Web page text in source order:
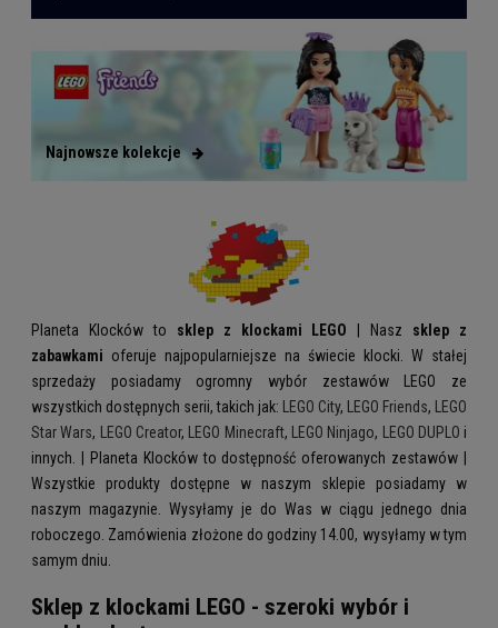
Najnowsze kolekcje
Planeta Klocków to sklep z klockami LEGO | Nasz sklep z
zabawkami oferuje najpopularniejsze na świecie klocki. W stałej
sprzedaży posiadamy ogromny wybór zestawów LEGO ze
wszystkich dostępnych serii, takich jak:
LEGO City, LEGO Friends,
LEGO
Star Wars, LEGO Creator, LEGO Minecraft, LEGO Ninjago, LEGO DUPLO i
innych. | Planeta Klocków to dostępność oferowanych zestawów |
Wszystkie produkty dostępne w naszym sklepie posiadamy w
naszym magazynie. Wysyłamy je do Was w ciągu jednego dnia
roboczego. Zamówienia złożone do godziny 14.00, wysyłamy w tym
samym dniu.
Sklep z klockami LEGO - szeroki wybór i